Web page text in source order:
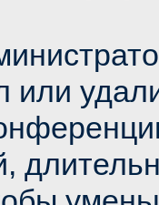
или